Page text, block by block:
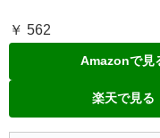
￥ 562
Amazonで見
楽天で見る